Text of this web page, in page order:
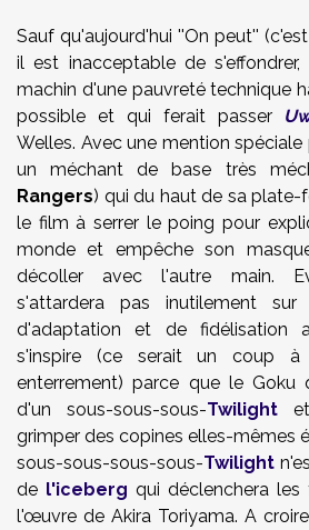
Sauf qu'aujourd'hui ''On peut''
il est inacceptable de
machin d'une pauvreté technique
possible et qui ferait passer
Welles. Avec une mention
un méchant de base très
Rangers) qui du haut de sa
le film à serrer le poing pour
monde et empêche son
décoller avec l'autre main.
s'attardera pas inutilement
d'adaptation et de fidélisation
s'inspire (ce serait un coup à
enterrement) parce que le Goku
d'un sous-sous-sous-Twilight
grimper des copines elles-mêmes
sous-sous-sous-sous-Twilight
de l'iceberg qui déclenchera
l'œuvre de Akira Toriyama. A